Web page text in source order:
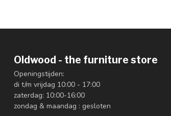
Oldwood - the furniture store
Openingstijden:
di t/m vrijdag 10:00 - 17:00
zaterdag: 10:00-16:00
zondag & maandag : gesloten